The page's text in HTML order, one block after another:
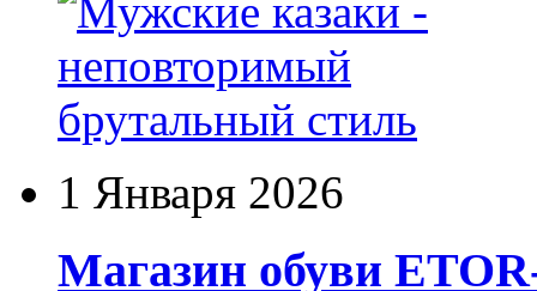
1 Января 2026
Магазин обуви